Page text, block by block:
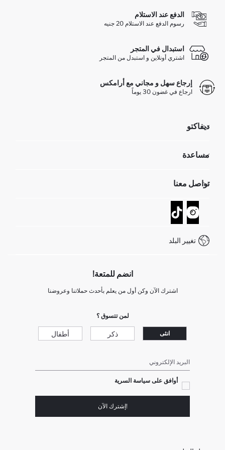
الدفع عند الاستلام
رسوم الدفع عند الاستلام 20 جنيه
استبدال في المتجر
اشتري أونلاين و استبدل من المتجر
إرجاع سهل و مجاني مع أرامكس
ارجاع في غضون 30 يوماً
ديفاكتو
تعرف علينا
GIFT CLUB
مساعدة
عمليات الارجاع و الاستبدال السهلة
تتبع الشحنة
كيف يمكنك التسوق في ديفاكتو ؟
كيف تدفع في ديفاكتو؟
شروط المنافسة
تواصل معنا
نموذج الاتصال
خدمة العملاء
Call Center 19782
تغيير البلد
انضم للمتعة!
اشترك الآن وكن أول من يعلم بأحدث حملاتنا وعروضنا
لمن تتسوق ؟
انثى ذكر أطفال
البريد الإلكتروني
أوافق على سياسة السرية
!إشترك الآن